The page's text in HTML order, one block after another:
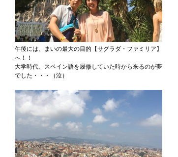
午後には、まいの最大の目的【サグラダ・ファミリア】
へ！！
大学時代、スペイン語を履修していた時から来るのが夢
でした・・・（泣）